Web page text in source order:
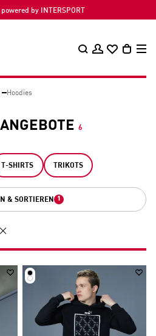
by INTERSPORT
Hoodies
6
T-SHIRTS TRIKOTS
& SORTIEREN 1